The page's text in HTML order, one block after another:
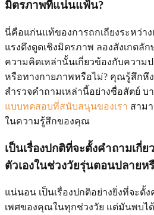
มิตรภาพที่แน่นแฟ้น?
นี่คือแก่นแท้ของการถกเถียงระหว่า
แรงดึงดูดเชิงมิตรภาพ ลองสังเกต
ความคิดเหล่านั้นเกี่ยวข้องกับความ
หรือทางกายภาพหรือไม่? คุณรู้สึกหึง
สำรวจคำถามเหล่านี้อย่างซื่อสัตย์ บ
แบบทดสอบที่สนับสนุนของเรา สาม
ในความรู้สึกของคุณ
เป็นเรื่องปกติที่จะตั้งคำถามเกี่
ตัวเองในช่วงวัยรุ่นตอนปลายห
แน่นอน เป็นเรื่องปกติอย่างยิ่งที่จะตั้
เพศของคุณในทุกช่วงวัย แต่มันพบไ